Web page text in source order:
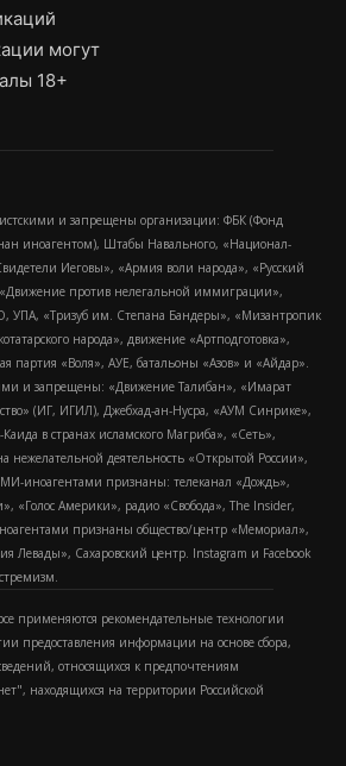
могут
18+
и запрещены организации: ФБК (Фонд
иноагентом), Штабы Навального, «Национал-
Иеговы», «Армия воли народа», «Русский
против нелегальной иммиграции»,
УПА, «Тризуб им. Степана Бандеры», «Мизантропик
народа», движение «Артподготовка»,
партия «Воля», АУЕ, батальоны «Азов» и «Айдар».
и запрещены: «Движение Талибан», «Имарат
(ИГ, ИГИЛ), Джебхад-ан-Нусра, «АУМ Синрике»,
в странах исламского Магриба», «Сеть»,
нежелательной деятельность «Открытой России»,
иноагентами признаны: телеканал «Дождь»,
«Голос Америки», радио «Свобода», The Insider,
признаны общество/центр «Мемориал»,
Левады», Сахаровский центр. Instagram и Facebook
применяются рекомендательные технологии
предоставления информации на основе сбора,
относящихся к предпочтениям
находящихся на территории Российской